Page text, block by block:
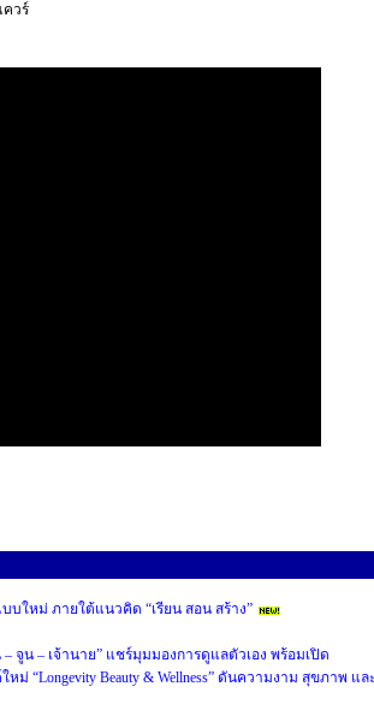
วร์
บใหม่ ภายใต้แนวคิด “เรียน สอน สร้าง”
จูน – เจ้านาย” แชร์มุมมองการดูแลตัวเอง พร้อมเปิด
“Longevity Beauty & Wellness” ดันความงาม สุขภาพ แล